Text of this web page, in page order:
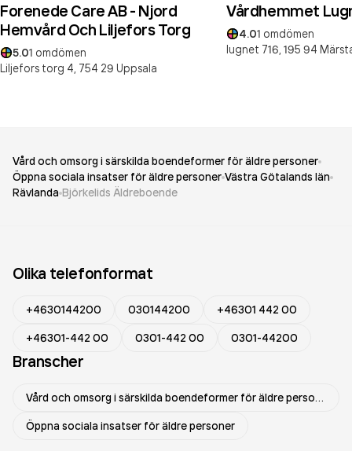
Forenede Care AB - Njord
Hemvård Och Liljefors Torg
5.01 omdömen
Liljefors torg 4, 754 29 Uppsala
Vårdhemmet
4.01 omdömen
lugnet 716, 195 94
Vård och omsorg i särskilda boendeformer för äldre personer
Öppna sociala insatser för äldre personer Västra Götalands län
Rävlanda Björkelids Äldreboende
Olika telefonformat
+4630144200 030144200
+46301 442 00
+46301-442 00
0301-442 00 0301-44200
Branscher
Vård och omsorg i särskilda boendeformer för äldre personer
Öppna sociala insatser för äldre personer